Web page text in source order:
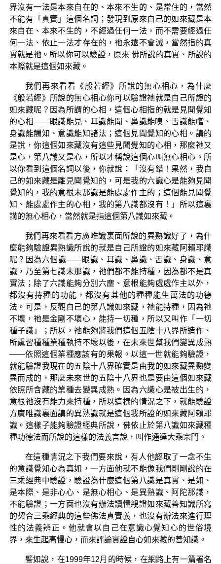
界沒有一法是本來自在的、本來不生的、是常住的，當然
不能有「真實」這個名詞；發現到原來自己的如來藏是本
來自在、本來不生的，不經過任何一法，而不需要經過任
何一法、依止一法才存在的，祂永遠不會滅，當然指的真
實就是祂。所以你可以驗證，原來 佛所說的真實、所說的
本際就是這個如來藏。
我們再來看看《般若經》所說的無心相心，為什麼
《般若經》所說的無心相心你可以驗證祂就是自己所證的
如來藏呢？因為所謂的心相，這個心相指的就是見聞覺知
的心相——眼識能見、耳識能聞、鼻識能嗅、舌識能嚐、
身識能觸知、意識能知諸法；這個見聞覺知的心相。講的
是說，你這個如來藏沒有這些見聞覺知的心相，那麼祂又
是心，第八識又是心，所以才稱說這個心叫無心相心。所
以你看到這個名詞以後，你就說：「沒有錯！果然，我自
己的如來藏是離見聞覺知的，可是我的六識心是能夠見聞
覺知的，我的意根末那識是能處處作主的；這個能見聞覺
知、能處處作主的心相，我的第八識都沒有！」所以這裏
講的無心相心，當然就是指這個第八識如來藏。
我們再來看看方廣唯識裏面所說的異熟識好了，為什
麼能夠驗證異熟識所說的就是自己所證的如來藏阿賴耶識
呢？因為六個識——眼識、耳識、鼻識、舌識、身識、意
識，乃至第七識末那識，祂們都不能持種，因為都不是真
實法；除了六識能夠分別六塵、意根能夠處處作主以外，
都沒有持種的功能，都沒有其他的種種能生萬法的功德
法。可是，反觀自己的第八識如來藏，祂能持種，因為祂
不壞，祂是金剛不壞心，能持一切種，所以又叫作「一切
種子識」；所以，祂能夠將我們這個五陰十八界所造作、
所熏習種種業種執持不壞以後，在未來世幫我們變異成熟
——依照這個業種應該有的果報。以這一世就能夠驗證，
就能驗證我現在的五陰十八界確實是由我的如來藏異熟變
異而成的，那麼未來世的五陰十八界也是要由這個如來藏
依照所含藏的業種去變異成熟。因為六識心是被出生的，
意根祂沒有能力來持種，所以這樣的情況之下，就能驗證
方廣唯識裏面講的異熟識就是這個我所證的如來藏阿賴耶
識。這樣子能夠驗證經典所說，佛依止於第八識如來藏種
種功德法而所說的這樣的法義言說，叫作通達大乘宗門。
在這種情況之下我們要來說，有人他認取了一念不生
的意識覺知心為真如，一方面他就不能像我們剛剛說的在
三乘經典中驗證，驗證為什麼這個第八識是真實、是如、
是本際、是非心心、是無心相心、是異熟識、阿陀那識，
不能驗證；一方面也沒有辦法讀懂親證如來藏善知識所寫
的契合三乘經典的這些佛法真實義，也沒有辦法來進行理
性的法義辨正。他就會以自己在意識心覺知心的世俗境
界，來生起高慢心，而來評論實證自心如來藏的善知識。
譬如說，在1999年12月的時候，在網路上有一篇署名